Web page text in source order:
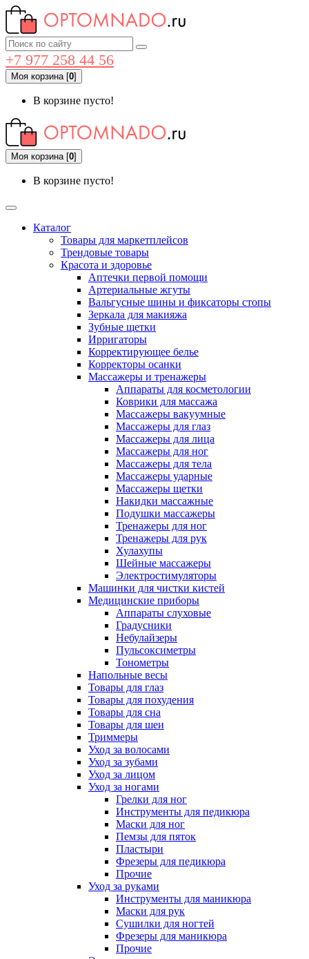
+7 977 258 44 56
Моя корзина[0]
В корзине пусто!
Моя корзина[0]
В корзине пусто!
Каталог
Товары для маркетплейсов
Трендовые товары
Красота и здоровье
Аптечки первой помощи
Артериальные жгуты
Вальгусные шины и фиксаторы стопы
Зеркала для макияжа
Зубные щетки
Ирригаторы
Корректирующее белье
Корректоры осанки
Массажеры и тренажеры
Аппараты для косметологии
Коврики для массажа
Массажеры вакуумные
Массажеры для глаз
Массажеры для лица
Массажеры для ног
Массажеры для тела
Массажеры ударные
Массажеры щетки
Накидки массажные
Подушки массажеры
Тренажеры для ног
Тренажеры для рук
Хулахупы
Шейные массажеры
Электростимуляторы
Машинки для чистки кистей
Медицинские приборы
Аппараты слуховые
Градусники
Небулайзеры
Пульсоксиметры
Тонометры
Напольные весы
Товары для глаз
Товары для похудения
Товары для сна
Товары для шеи
Триммеры
Уход за волосами
Уход за зубами
Уход за лицом
Уход за ногами
Грелки для ног
Инструменты для педикюра
Маски для ног
Пемзы для пяток
Пластыри
Фрезеры для педикюра
Прочие
Уход за руками
Инструменты для маникюра
Маски для рук
Сушилки для ногтей
Фрезеры для маникюра
Прочие